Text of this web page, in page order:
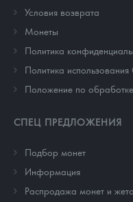
Условия возврата
Монеты
Политика
Политика использования
Положение по
СПЕЦ ПРЕДЛОЖЕНИЯ
Подбор монет
Информация
Распродажа монет и